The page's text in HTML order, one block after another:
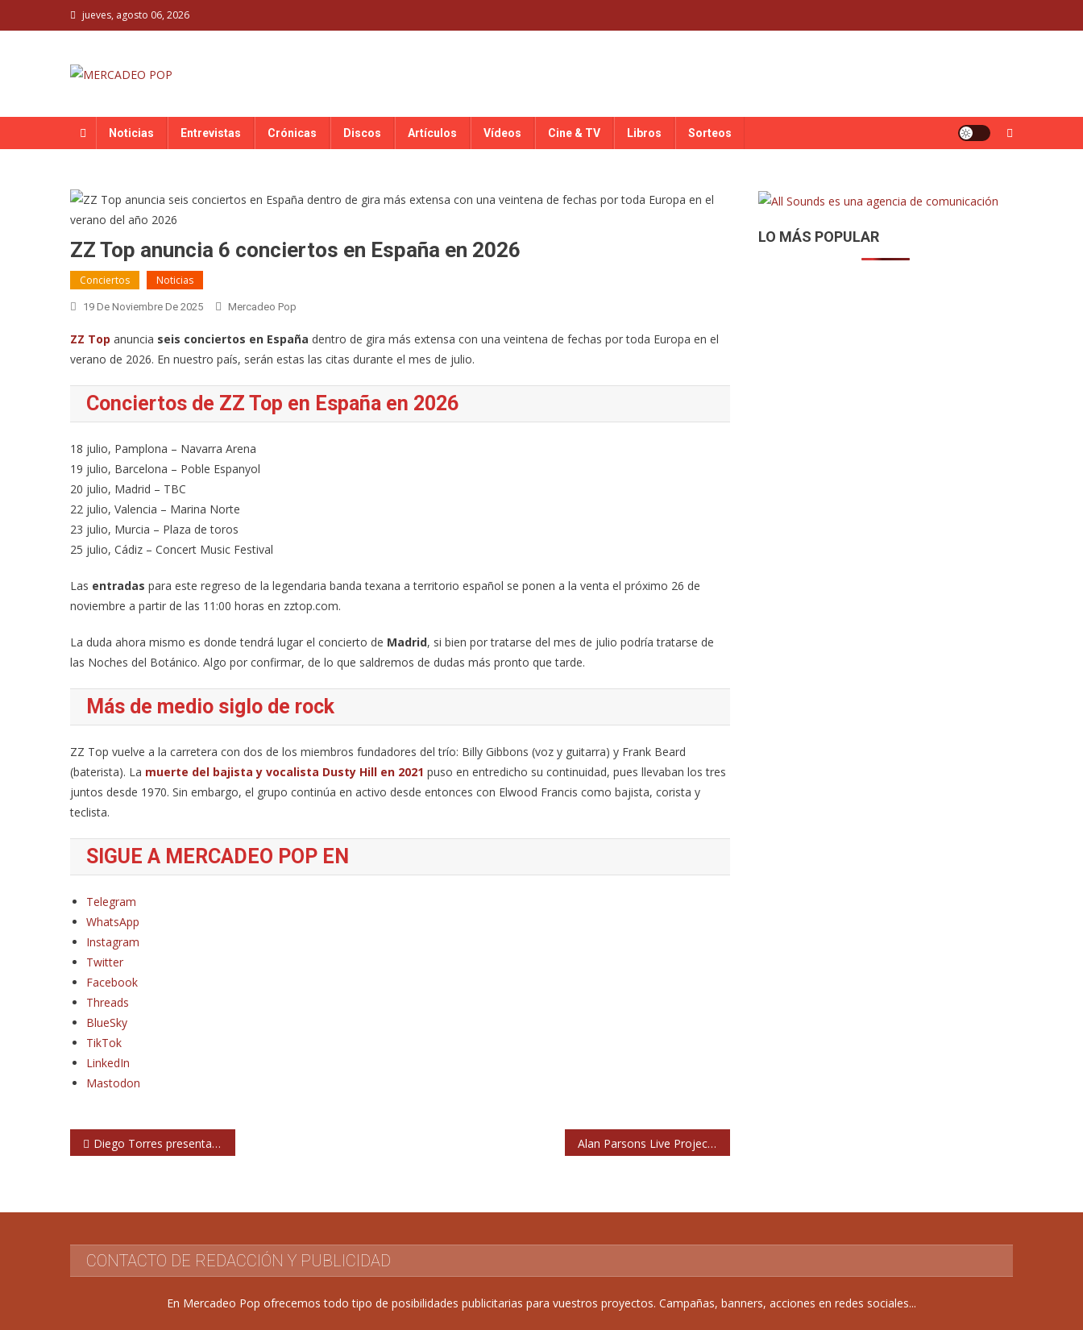
to
jueves, agosto 06, 2026
Noticias Entrevistas Crónicas Discos Artículos Vídeos Cine & TV Libros Sorteos
ZZ Top anuncia 6 conciertos en España en 2026
Conciertos Noticias
19 De Noviembre De 2025 Mercadeo Pop
ZZ Top anuncia seis conciertos en España dentro de gira más extensa con una veintena de fechas por toda Europa en el
verano de 2026. En nuestro país, serán estas las citas durante el mes de julio.
Conciertos de ZZ Top en España en 2026
18 julio, Pamplona – Navarra Arena
19 julio, Barcelona – Poble Espanyol
20 julio, Madrid – TBC
22 julio, Valencia – Marina Norte
23 julio, Murcia – Plaza de toros
25 julio, Cádiz – Concert Music Festival
Las entradas para este regreso de la legendaria banda texana a territorio español se ponen a la venta el próximo 26 de
noviembre a partir de las 11:00 horas en zztop.com.
La duda ahora mismo es donde tendrá lugar el concierto de Madrid, si bien por tratarse del mes de julio podría tratarse de
las Noches del Botánico. Algo por confirmar, de lo que saldremos de dudas más pronto que tarde.
Más de medio siglo de rock
ZZ Top vuelve a la carretera con dos de los miembros fundadores del trío: Billy Gibbons (voz y guitarra) y Frank Beard
(baterista). La muerte del bajista y vocalista Dusty Hill en 2021 puso en entredicho su continuidad, pues llevaban los tres
juntos desde 1970. Sin embargo, el grupo continúa en activo desde entonces con Elwood Francis como bajista, corista y
teclista.
SIGUE A MERCADEO POP EN
Telegram
WhatsApp
Instagram
Twitter
Facebook
Threads
BlueSky
TikTok
LinkedIn
Mastodon
Navegación
Diego Torres presentará en una gira española su nuevo disco Alan Parsons Live Project y Burning se suman a Deep Purple en Músicos en la Naturaleza 2026
LO MÁS POPULAR
CONTACTO DE REDACCIÓN Y PUBLICIDAD
En Mercadeo Pop ofrecemos todo tipo de posibilidades publicitarias para vuestros proyectos. Campañas, banners, acciones en redes sociales...